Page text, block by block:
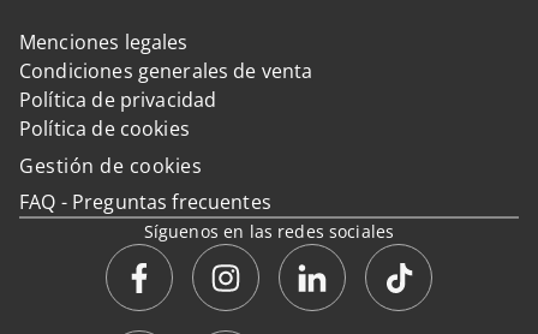
Menciones legales
Condiciones generales de venta
Política de privacidad
Política de cookies
Gestión de cookies
FAQ - Preguntas frecuentes
Síguenos en las redes sociales